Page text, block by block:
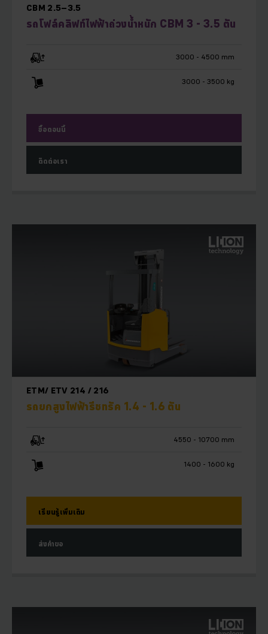
CBM 2.5–3.5
รถโฟล์คลิฟท์ไฟฟ้าถ่วงน้ำหนัก CBM 3 - 3.5 ตัน
3000 - 4500 mm
3000 - 3500 kg
ซื้อตอนนี้
ติดต่อเรา
ETM/ ETV 214 / 216
รถยกสูงไฟฟ้ารีชทรัค 1.4 - 1.6 ตัน
4550 - 10700 mm
1400 - 1600 kg
เรียนรู้เพิ่มเติม
ส่งคำขอ